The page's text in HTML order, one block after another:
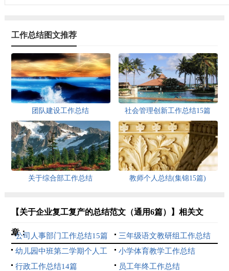
工作总结图文推荐
团队建设工作总结 社会管理创新工作总结15篇
关于综合部工作总结 教师个人总结(集锦15篇)
【关于企业复工复产的总结范文（通用6篇）】相关文
章：
公司人事部门工作总结15篇
三年级语文教研组工作总结
幼儿园中班第二学期个人工
作总结
小学体育教学工作总结
行政工作总结14篇
员工年终工作总结